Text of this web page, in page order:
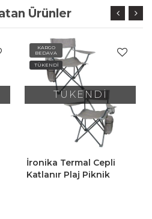
Ürünler
KARGO
BEDAVA
TÜKENDİ
TÜKENDİ
İronika Termal Cepli
Katlanır Plaj Piknik